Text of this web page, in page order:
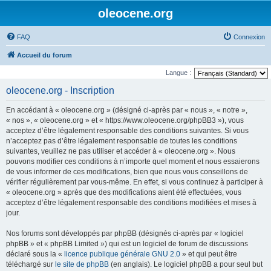
oleocene.org
FAQ Connexion
Accueil du forum
Langue :
oleocene.org - Inscription
En accédant à « oleocene.org » (désigné ci-après par « nous », « notre »,
« nos », « oleocene.org » et « https://www.oleocene.org/phpBB3 »), vous
acceptez d’être légalement responsable des conditions suivantes. Si vous
n’acceptez pas d’être légalement responsable de toutes les conditions
suivantes, veuillez ne pas utiliser et accéder à « oleocene.org ». Nous
pouvons modifier ces conditions à n’importe quel moment et nous essaierons
de vous informer de ces modifications, bien que nous vous conseillons de
vérifier régulièrement par vous-même. En effet, si vous continuez à participer à
« oleocene.org » après que des modifications aient été effectuées, vous
acceptez d’être légalement responsable des conditions modifiées et mises à
jour.
Nos forums sont développés par phpBB (désignés ci-après par « logiciel
phpBB » et « phpBB Limited ») qui est un logiciel de forum de discussions
déclaré sous la « licence publique générale GNU 2.0 » et qui peut être
téléchargé sur le site de phpBB (en anglais). Le logiciel phpBB a pour seul but